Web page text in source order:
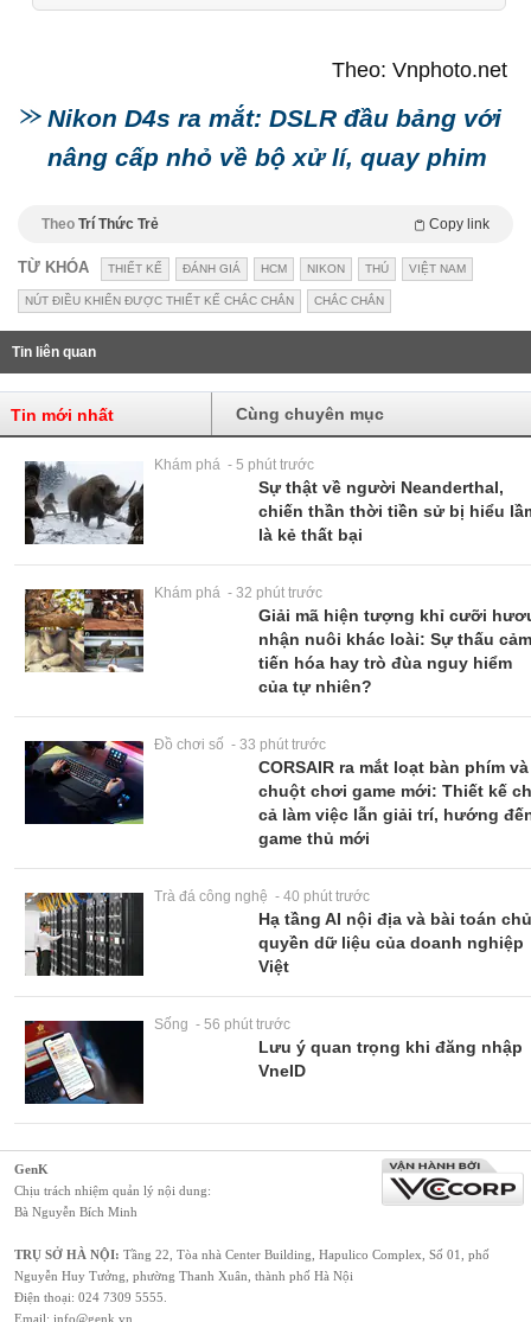
Theo: Vnphoto.net
Nikon D4s ra mắt: DSLR đầu bảng với
nâng cấp nhỏ về bộ xử lí, quay phim
Theo Trí Thức Trẻ Copy link
TỪ KHÓA THIẾT KẾ ĐÁNH GIÁ HCM NIKON THÚ VIỆT NAM
NÚT ĐIỀU KHIỂN ĐƯỢC THIẾT KẾ CHẮC CHẮN CHẮC CHẮN
Tin liên quan
Tin mới nhất Cùng chuyên mục
Khám phá - 5 phút trước
Sự thật về người Neanderthal,
chiến thần thời tiền sử bị hiểu
là kẻ thất bại
Khám phá - 32 phút trước
Giải mã hiện tượng khỉ cưỡi
nhận nuôi khác loài: Sự thấu
tiến hóa hay trò đùa nguy hiểm
của tự nhiên?
Đồ chơi số - 33 phút trước
CORSAIR ra mắt loạt bàn phím và
chuột chơi game mới: Thiết kế
cả làm việc lẫn giải trí, hướng
game thủ mới
Trà đá công nghệ - 40 phút trước
Hạ tầng AI nội địa và bài toán
quyền dữ liệu của doanh nghiệp
Việt
Sống - 56 phút trước
Lưu ý quan trọng khi đăng nhập
VneID
GenK
Chịu trách nhiệm quản lý nội dung:
Bà Nguyễn Bích Minh
TRỤ SỞ HÀ NỘI: Tầng 22, Tòa nhà Center Building, Hapulico Complex, Số 01, phố
Nguyễn Huy Tưởng, phường Thanh Xuân, thành phố Hà Nội
Điện thoại: 024 7309 5555
Email: info@genk.vn